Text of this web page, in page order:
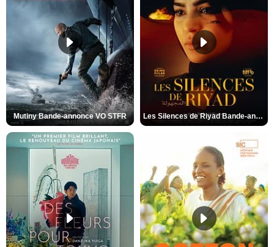
Mutiny Bande-annonce VO STFR Les Silences de Riyad Bande-annonce VO STFR